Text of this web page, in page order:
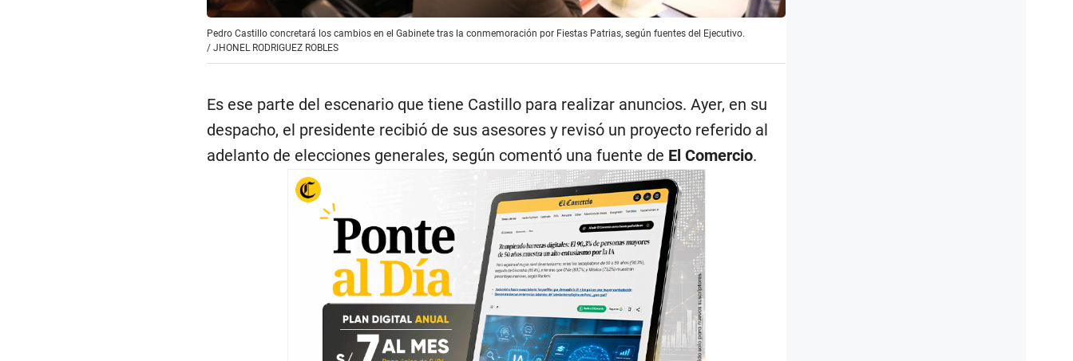
Pedro Castillo concretará los cambios en el Gabinete tras la conmemoración por Fiestas Patrias, según fuentes del Ejecutivo.
/ JHONEL RODRIGUEZ ROBLES
Es ese parte del escenario que tiene Castillo para realizar anuncios. Ayer, en su
despacho, el presidente recibió de sus asesores y revisó un proyecto referido al
adelanto de elecciones generales, según comentó una fuente de El Comercio.